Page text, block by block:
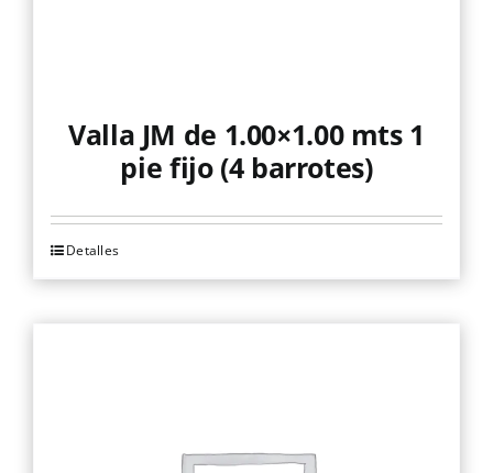
Valla JM de 1.00×1.00 mts 1
pie fijo (4 barrotes)
Detalles